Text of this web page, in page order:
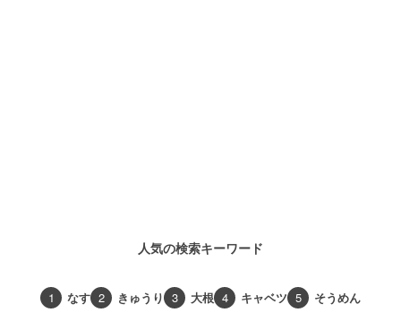
人気の検索キーワード
1 なす 2 きゅうり 3 大根 4 キャベツ 5 そうめん